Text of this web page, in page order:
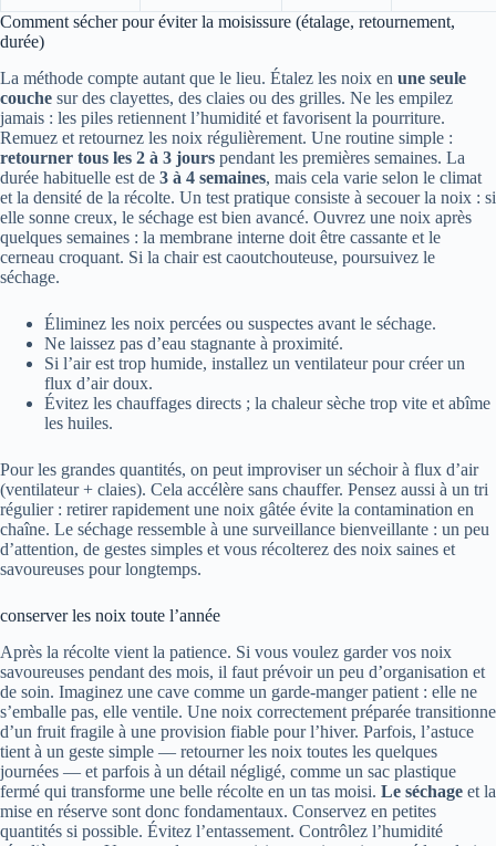
Comment sécher pour éviter la moisissure (étalage, retournement,
durée)
La méthode compte autant que le lieu. Étalez les noix en une seule
couche sur des clayettes, des claies ou des grilles. Ne les empilez
jamais : les piles retiennent l’humidité et favorisent la pourriture.
Remuez et retournez les noix régulièrement. Une routine simple :
retourner tous les 2 à 3 jours pendant les premières semaines. La
durée habituelle est de 3 à 4 semaines, mais cela varie selon le climat
et la densité de la récolte. Un test pratique consiste à secouer la noix : si
elle sonne creux, le séchage est bien avancé. Ouvrez une noix après
quelques semaines : la membrane interne doit être cassante et le
cerneau croquant. Si la chair est caoutchouteuse, poursuivez le
séchage.
Éliminez les noix percées ou suspectes avant le séchage.
Ne laissez pas d’eau stagnante à proximité.
Si l’air est trop humide, installez un ventilateur pour créer un
flux d’air doux.
Évitez les chauffages directs ; la chaleur sèche trop vite et abîme
les huiles.
Pour les grandes quantités, on peut improviser un séchoir à flux d’air
(ventilateur + claies). Cela accélère sans chauffer. Pensez aussi à un tri
régulier : retirer rapidement une noix gâtée évite la contamination en
chaîne. Le séchage ressemble à une surveillance bienveillante : un peu
d’attention, de gestes simples et vous récolterez des noix saines et
savoureuses pour longtemps.
conserver les noix toute l’année
Après la récolte vient la patience. Si vous voulez garder vos noix
savoureuses pendant des mois, il faut prévoir un peu d’organisation et
de soin. Imaginez une cave comme un garde-manger patient : elle ne
s’emballe pas, elle ventile. Une noix correctement préparée transitionne
d’un fruit fragile à une provision fiable pour l’hiver. Parfois, l’astuce
tient à un geste simple — retourner les noix toutes les quelques
journées — et parfois à un détail négligé, comme un sac plastique
fermé qui transforme une belle récolte en un tas moisi. Le séchage et la
mise en réserve sont donc fondamentaux. Conservez en petites
quantités si possible. Évitez l’entassement. Contrôlez l’humidité